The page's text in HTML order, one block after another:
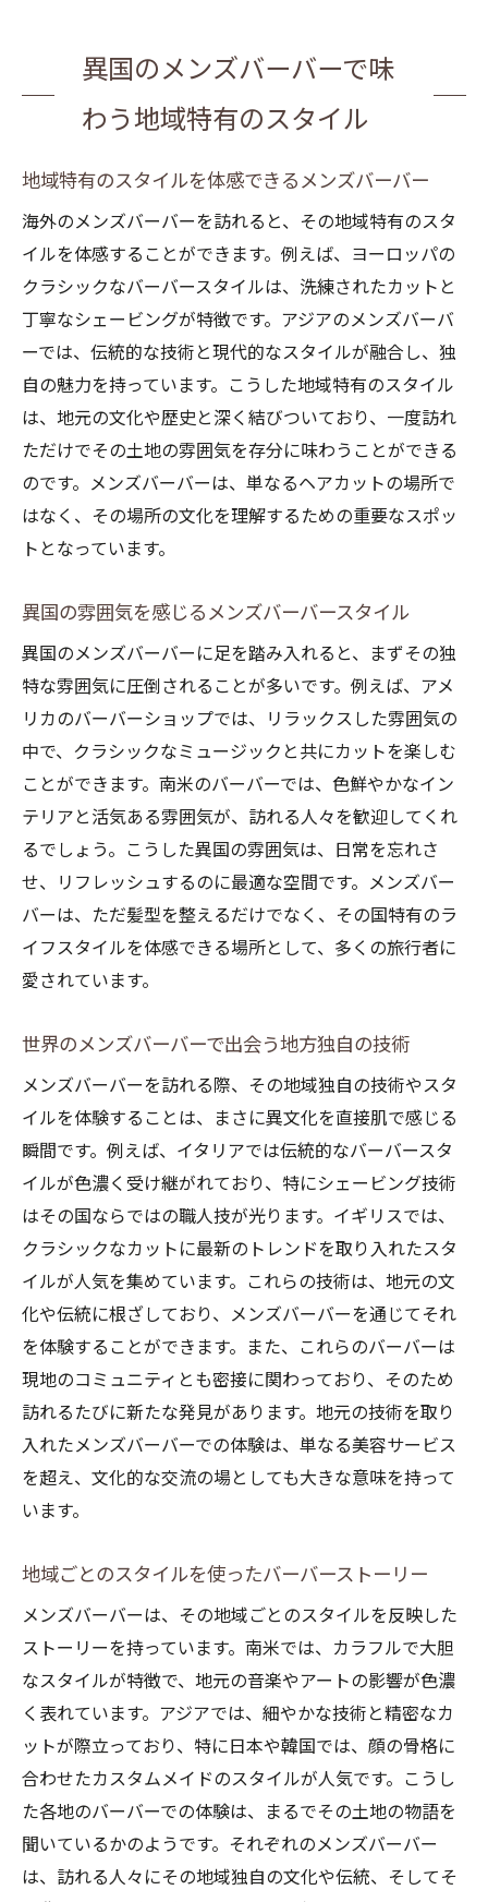
異国のメンズバーバーで味
わう地域特有のスタイル
地域特有のスタイルを体感できるメンズバーバー
海外のメンズバーバーを訪れると、その地域特有のスタ
イルを体感することができます。例えば、ヨーロッパの
クラシックなバーバースタイルは、洗練されたカットと
丁寧なシェービングが特徴です。アジアのメンズバーバ
ーでは、伝統的な技術と現代的なスタイルが融合し、独
自の魅力を持っています。こうした地域特有のスタイル
は、地元の文化や歴史と深く結びついており、一度訪れ
ただけでその土地の雰囲気を存分に味わうことができる
のです。メンズバーバーは、単なるヘアカットの場所で
はなく、その場所の文化を理解するための重要なスポッ
トとなっています。
異国の雰囲気を感じるメンズバーバースタイル
異国のメンズバーバーに足を踏み入れると、まずその独
特な雰囲気に圧倒されることが多いです。例えば、アメ
リカのバーバーショップでは、リラックスした雰囲気の
中で、クラシックなミュージックと共にカットを楽しむ
ことができます。南米のバーバーでは、色鮮やかなイン
テリアと活気ある雰囲気が、訪れる人々を歓迎してくれ
るでしょう。こうした異国の雰囲気は、日常を忘れさ
せ、リフレッシュするのに最適な空間です。メンズバー
バーは、ただ髪型を整えるだけでなく、その国特有のラ
イフスタイルを体感できる場所として、多くの旅行者に
愛されています。
世界のメンズバーバーで出会う地方独自の技術
メンズバーバーを訪れる際、その地域独自の技術やスタ
イルを体験することは、まさに異文化を直接肌で感じる
瞬間です。例えば、イタリアでは伝統的なバーバースタ
イルが色濃く受け継がれており、特にシェービング技術
はその国ならではの職人技が光ります。イギリスでは、
クラシックなカットに最新のトレンドを取り入れたスタ
イルが人気を集めています。これらの技術は、地元の文
化や伝統に根ざしており、メンズバーバーを通じてそれ
を体験することができます。また、これらのバーバーは
現地のコミュニティとも密接に関わっており、そのため
訪れるたびに新たな発見があります。地元の技術を取り
入れたメンズバーバーでの体験は、単なる美容サービス
を超え、文化的な交流の場としても大きな意味を持って
います。
地域ごとのスタイルを使ったバーバーストーリー
メンズバーバーは、その地域ごとのスタイルを反映した
ストーリーを持っています。南米では、カラフルで大胆
なスタイルが特徴で、地元の音楽やアートの影響が色濃
く表れています。アジアでは、細やかな技術と精密なカ
ットが際立っており、特に日本や韓国では、顔の骨格に
合わせたカスタムメイドのスタイルが人気です。こうし
た各地のバーバーでの体験は、まるでその土地の物語を
聞いているかのようです。それぞれのメンズバーバー
は、訪れる人々にその地域独自の文化や伝統、そしてそ